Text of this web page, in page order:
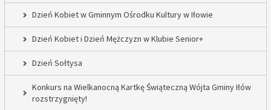
Dzień Kobiet w Gminnym Ośrodku Kultury w Iłowie
Dzień Kobiet i Dzień Mężczyzn w Klubie Senior+
Dzień Sołtysa
Konkurs na Wielkanocną Kartkę Świąteczną Wójta Gminy Iłów
rozstrzygnięty!